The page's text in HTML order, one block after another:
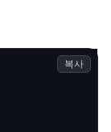
복사